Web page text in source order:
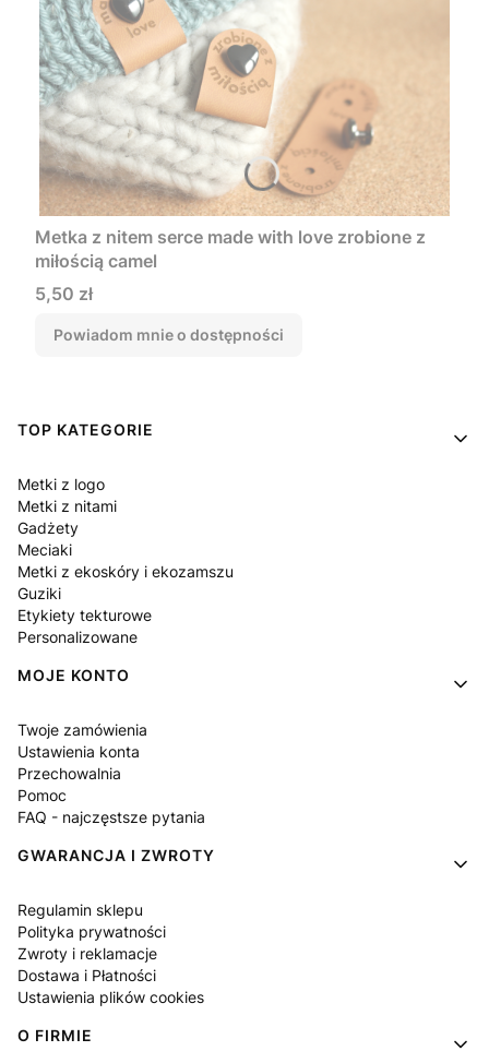
Metka z nitem serce made with love zrobione z
miłością camel
Cena
5,50 zł
Powiadom mnie o dostępności
Linki w stopce
TOP KATEGORIE
Metki z logo
Metki z nitami
Gadżety
Meciaki
Metki z ekoskóry i ekozamszu
Guziki
Etykiety tekturowe
Personalizowane
MOJE KONTO
Twoje zamówienia
Ustawienia konta
Przechowalnia
Pomoc
FAQ - najczęstsze pytania
GWARANCJA I ZWROTY
Regulamin sklepu
Polityka prywatności
Zwroty i reklamacje
Dostawa i Płatności
Ustawienia plików cookies
O FIRMIE